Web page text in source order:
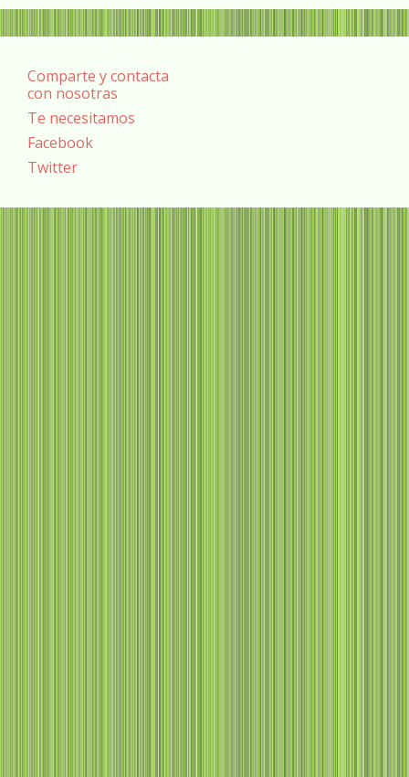
Comparte y contacta
con nosotras
Te necesitamos
Facebook
Twitter